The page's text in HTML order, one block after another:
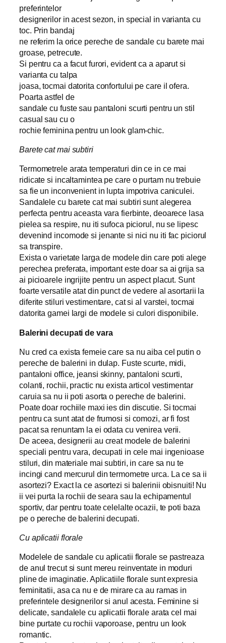
preferintelor
designerilor in acest sezon, in special in varianta cu
toc. Prin bandaj
ne referim la orice pereche de sandale cu barete mai
groase, petrecute.
Si pentru ca a facut furori, evident ca a aparut si
varianta cu talpa
joasa, tocmai datorita confortului pe care il ofera.
Poarta astfel de
sandale cu fuste sau pantaloni scurti pentru un stil
casual sau cu o
rochie feminina pentru un look glam-chic.
Barete cat mai subtiri
Termometrele arata temperaturi din ce in ce mai
ridicate si incaltamintea pe care o purtam nu trebuie
sa fie un inconvenient in lupta impotriva caniculei.
Sandalele cu barete cat mai subtiri sunt alegerea
perfecta pentru aceasta vara fierbinte, deoarece lasa
pielea sa respire, nu iti sufoca piciorul, nu se lipesc
devenind incomode si jenante si nici nu iti fac piciorul
sa transpire.
Exista o varietate larga de modele din care poti alege
perechea preferata, important este doar sa ai grija sa
ai picioarele ingrijite pentru un aspect placut. Sunt
foarte versatile atat din punct de vedere al asortarii la
diferite stiluri vestimentare, cat si al varstei, tocmai
datorita gamei largi de modele si culori disponibile.
Balerini decupati de vara
Nu cred ca exista femeie care sa nu aiba cel putin o
pereche de balerini in dulap. Fuste scurte, midi,
pantaloni office, jeansi skinny, pantaloni scurti,
colanti, rochii, practic nu exista articol vestimentar
caruia sa nu ii poti asorta o pereche de balerini.
Poate doar rochiile maxi ies din discutie. Si tocmai
pentru ca sunt atat de frumosi si comozi, ar fi fost
pacat sa renuntam la ei odata cu venirea verii.
De aceea, designerii au creat modele de balerini
speciali pentru vara, decupati in cele mai ingenioase
stiluri, din materiale mai subtiri, in care sa nu te
incingi cand mercurul din termometre urca. La ce sa ii
asortezi? Exact la ce asortezi si balerinii obisnuiti! Nu
ii vei purta la rochii de seara sau la echipamentul
sportiv, dar pentru toate celelalte ocazii, te poti baza
pe o pereche de balerini decupati.
Cu aplicatii florale
Modelele de sandale cu aplicatii florale se pastreaza
de anul trecut si sunt mereu reinventate in moduri
pline de imaginatie. Aplicatiile florale sunt expresia
feminitatii, asa ca nu e de mirare ca au ramas in
preferintele designerilor si anul acesta. Feminine si
delicate, sandalele cu aplicatii florale arata cel mai
bine purtate cu rochii vaporoase, pentru un look
romantic.